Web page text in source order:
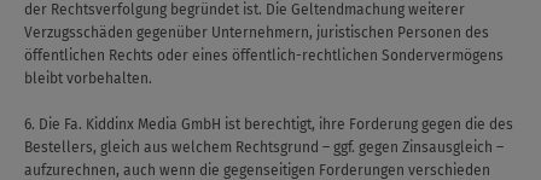
der Rechtsverfolgung begründet ist. Die Geltendmachung weiterer
Verzugsschäden gegenüber Unternehmern, juristischen Personen des
öffentlichen Rechts oder eines öffentlich-rechtlichen Sondervermögens
bleibt vorbehalten.
6. Die Fa. Kiddinx Media GmbH ist berechtigt, ihre Forderung gegen die des
Bestellers, gleich aus welchem Rechtsgrund – ggf. gegen Zinsausgleich –
aufzurechnen, auch wenn die gegenseitigen Forderungen verschieden